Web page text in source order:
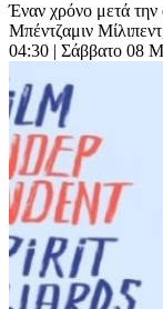
Έναν χρόνο μετά την
Μπέντζαμιν
04:30 | Σάββατο 08